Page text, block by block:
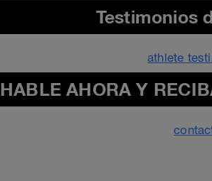
Testimonios
HABLE AHORA Y